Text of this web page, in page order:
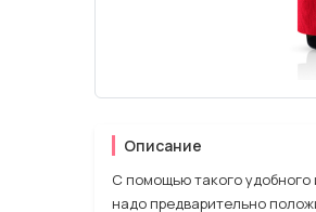
Описание
С помощью такого
надо предварительно